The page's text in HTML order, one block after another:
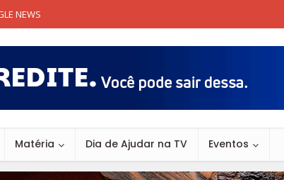
NEWS
Matéria Dia de Ajudar na TV Eventos